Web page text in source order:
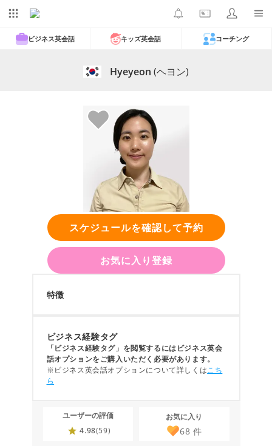
ビジネス英会話 キッズ英会話 コーチング
Hyeyeon (ヘヨン)
スケジュールを確認して予約
お気に入り登録
特徴
ビジネス経験タグ
「ビジネス経験タグ」を閲覧するにはビジネス英会
話オプションをご購入いただく必要があります。
※ビジネス英会話オプションについて詳しくはこち
ら
ユーザーの評価
4.98(59)
お気に入り
68 件